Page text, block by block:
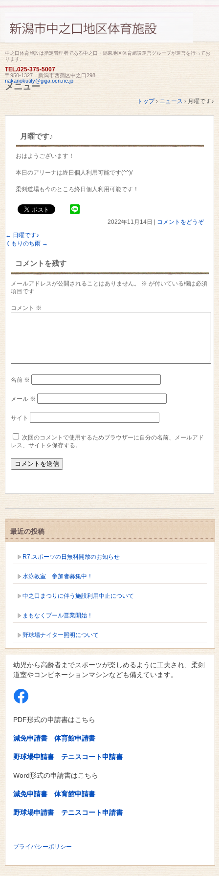
中之口体育施設は指定管理者である中之口・潟東地区体育施設運営グループが運営を行ってお
ります。
TEL.025-375-5007
〒950-1327 新潟市西蒲区中之口298
nakanokutity@giga.ocn.ne.jp
メニュー
トップ › ニュース › 月曜です♪
月曜です♪
おはようございます！
本日のアリーナは終日個人利用可能です(^^)/
柔剣道場も今のところ終日個人利用可能です！
2022年11月14日
コメントをどうぞ
← 日曜です♪
くもりのち雨 →
コメントを残す
メールアドレスが公開されることはありません。 ※ が付いている欄は必須
項目です
コメント ※
名前 ※
メール ※
サイト
次回のコメントで使用するためブラウザーに自分の名前、メールアド
レス、サイトを保存する。
最近の投稿
R7.スポーツの日無料開放のお知らせ
水泳教室 参加者募集中！
中之口まつりに伴う施設利用中止について
まもなくプール営業開始！
野球場ナイター照明について
幼児から高齢者までスポーツが楽しめるように工夫され、柔剣
道室やコンビネーションマシンなども備えています。
PDF形式の申請書はこちら
減免申請書 体育館申請書
野球場申請書 テニスコート申請書
Word形式の申請書はこちら
減免申請書 体育館申請書
野球場申請書 テニスコート申請書
プライバシーポリシー